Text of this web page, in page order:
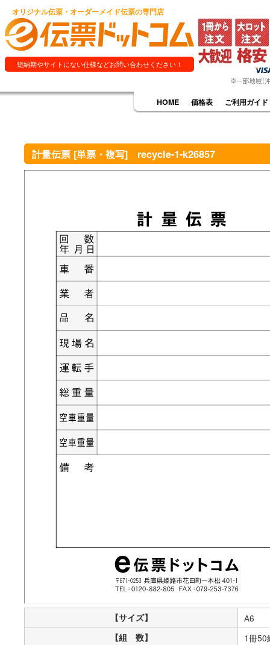
オリジナル伝票・オーダーメイド伝票の専門店
短納期やサイトにない仕様などお問い合わせください！
HOME 価格表 ご利用ガイド
計量伝票 [単票・複写] recycle-1-k26857
【サイズ】 A6
【組 数】 1冊50